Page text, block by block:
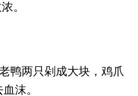
。
鸭两只剁成大块，鸡爪
沫。